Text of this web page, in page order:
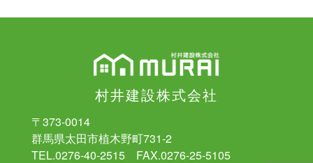
村井建設株式会社
〒373-0014
群馬県太田市植木野町731-2
TEL.0276-40-2515 FAX.0276-25-5105